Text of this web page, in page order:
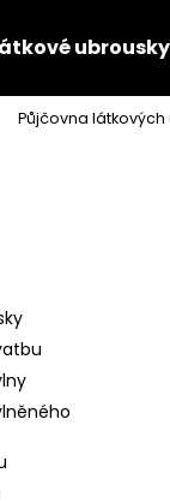
ubrousky
Půjčovna látkových